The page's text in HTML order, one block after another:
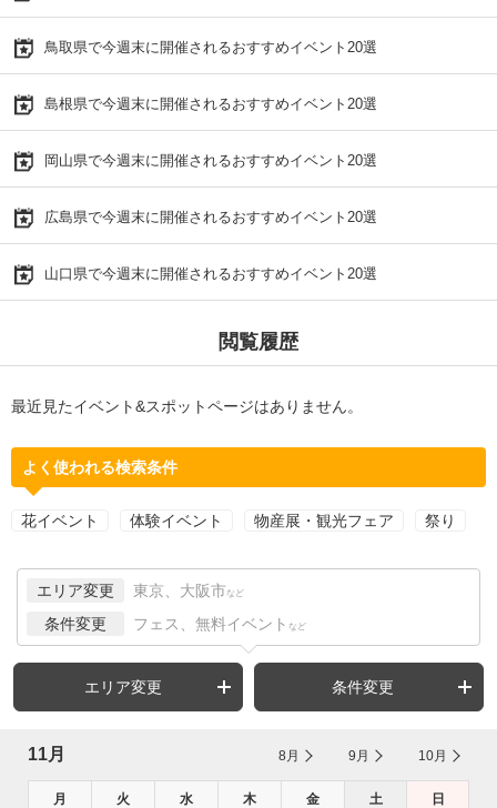
鳥取県で今週末に開催されるおすすめイベント20選
島根県で今週末に開催されるおすすめイベント20選
岡山県で今週末に開催されるおすすめイベント20選
広島県で今週末に開催されるおすすめイベント20選
山口県で今週末に開催されるおすすめイベント20選
閲覧履歴
最近見たイベント&スポットページはありません。
よく使われる検索条件
花イベント 体験イベント 物産展・観光フェア 祭り
エリア変更 東京、大阪市 など
条件変更 フェス、無料イベント など
エリア変更 条件変更
11月 8月 9月 10月
月 火 水 木 金 土 日